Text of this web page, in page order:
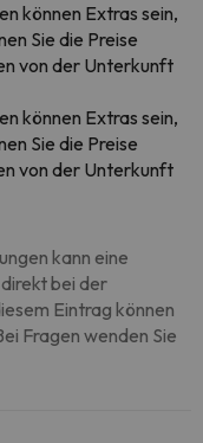
können Extras sein,
Sie die Preise
von der Unterkunft
können Extras sein,
Sie die Preise
von der Unterkunft
kann eine
bei der
Eintrag können
Fragen wenden Sie